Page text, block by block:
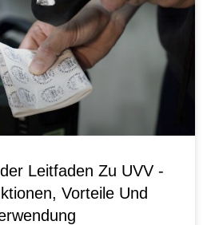
Leitfaden Zu UVV -
Vorteile Und